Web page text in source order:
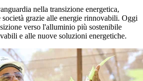
nella transizione energetica,
grazie alle energie rinnovabili. Oggi
verso l'alluminio più sostenibile
e alle nuove soluzioni energetiche.